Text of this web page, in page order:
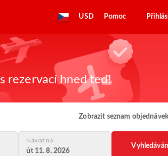
USD Pomoc
rezervací hned teď!
Zobrazit seznam objednávek
Návrat na
út 11. 8. 2026